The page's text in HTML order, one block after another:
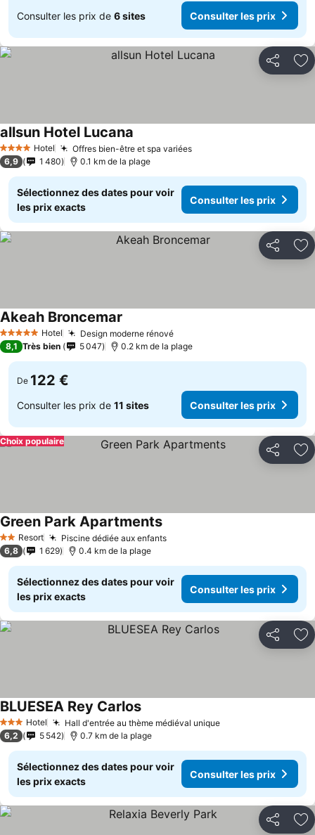
Consulter les prix de 6 sites Consulter les prix
Partager
4 Étoiles Hotel Offres bien-être et spa variéesConsulter les prix
allsun Hotel Lucana
6,9 1 480 0.1 km de la plage
Sélectionnez des dates pour voir
les prix exacts
Consulter les prix
Partager
5 Étoiles Hotel Design moderne rénovéConsulter les prix
Akeah Broncemar
8,1 Très bien 5 047 0.2 km de la plage
De 122 €
Consulter les prix de 11 sites Consulter les prix
Partager
Choix populaire
2 ÉtoilesResort Piscine dédiée aux enfantsConsulter les prix
Green Park ApartmentsConsulter les prix
6,8 1 629 0.4 km de la plage
Sélectionnez des dates pour voir
les prix exacts
Consulter les prix
Partager
3 ÉtoilesHotel Hall d'entrée au thème médiéval uniqueConsulter les prix
BLUESEA Rey CarlosConsulter les prix
6,2 5 542 0.7 km de la plage
Sélectionnez des dates pour voir
les prix exacts
Consulter les prix
Partager